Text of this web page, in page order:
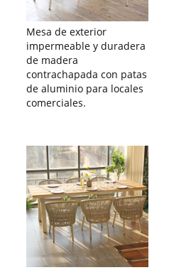
Mesa de exterior
impermeable y duradera
de madera
contrachapada con patas
de aluminio para locales
comerciales.